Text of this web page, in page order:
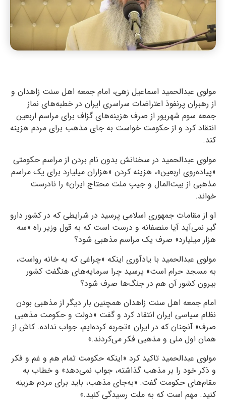
مولوی عبدالحمید اسماعیل زهی، امام جمعه اهل سنت زاهدان و
از رهبران پرنفوذ اعتراضات سراسری ایران در خطبه‌های نماز
جمعه سوم شهریور از صرف هزینه‌های گزاف برای مراسم اربعین
انتقاد کرد و از حکومت خواست به جای مذهب برای مردم هزینه
کند.
مولوی عبدالحمید در سخنانش بدون نام بردن از مراسم حکومتی
«پیاده‌روی اربعین»، هزینه کردن «هزاران میلیارد برای یک مراسم
مذهبی از بیت‌المال و جیبِ ملت محتاج ایران» را نادرست
خواند.
او از مقامات جمهوری اسلامی پرسید در شرایطی که در کشور دارو
گیر نمی‌آید آیا منصفانه و درست است که به قول وزیر راه «سه
هزار میلیارد» صرف یک مراسم مذهبی شود؟
مولوی عبدالحمید با یادآوری اینکه «چراغی که به خانه رواست،
به مسجد حرام است» پرسید چرا سرمایه‌های هنگفت کشور
بیرون کشور آن هم در جنگ‌ها صرف شود؟
امام جمعه اهل سنت زاهدان همچنین بار دیگر از مذهبی بودن
نظام سیاسی ایران انتقاد کرد و گفت «دولت و حکومت مذهبی
صرف» آنچنان که در ایران «تجربه کرده‌ایم، جواب نداده. کاش از
همان اول ملی و مذهبی فکر می‌کردند.»
مولوی عبدالحمید تاکید کرد «اینکه حکومت تمام هم و غم و فکر
و ذکر خود را بر مذهب گذاشته، جواب نمی‌دهد» و خطاب به
مقام‌های حکومت گفت: «به‌جای مذهب، باید برای مردم هزینه
کنید. مهم است که به ملت رسیدگی کنید.»